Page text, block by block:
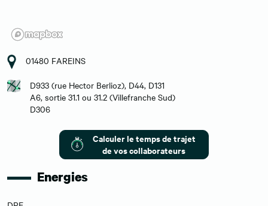
01480 FAREINS
D933 (rue Hector Berlioz), D44, D131
A6, sortie 31.1 ou 31.2 (Villefranche Sud)
D306
Calculer le temps de trajet
de vos collaborateurs
Energies